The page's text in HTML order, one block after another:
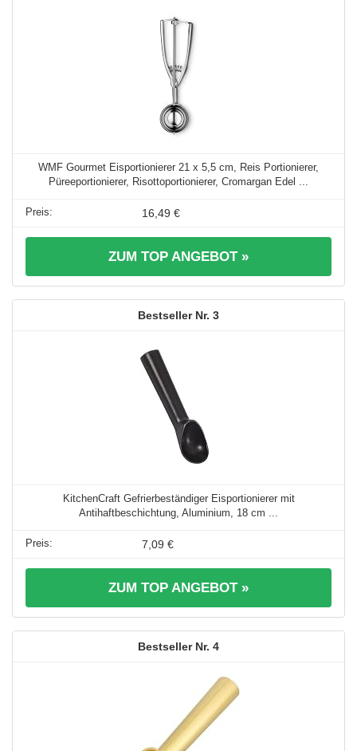
WMF Gourmet Eisportionierer 21 x 5,5 cm, Reis Portionierer,
Püreeportionierer, Risottoportionierer, Cromargan Edel ...
16,49 €
ZUM TOP ANGEBOT »
3
KitchenCraft Gefrierbeständiger Eisportionierer mit
Antihaftbeschichtung, Aluminium, 18 cm ...
7,09 €
ZUM TOP ANGEBOT »
4